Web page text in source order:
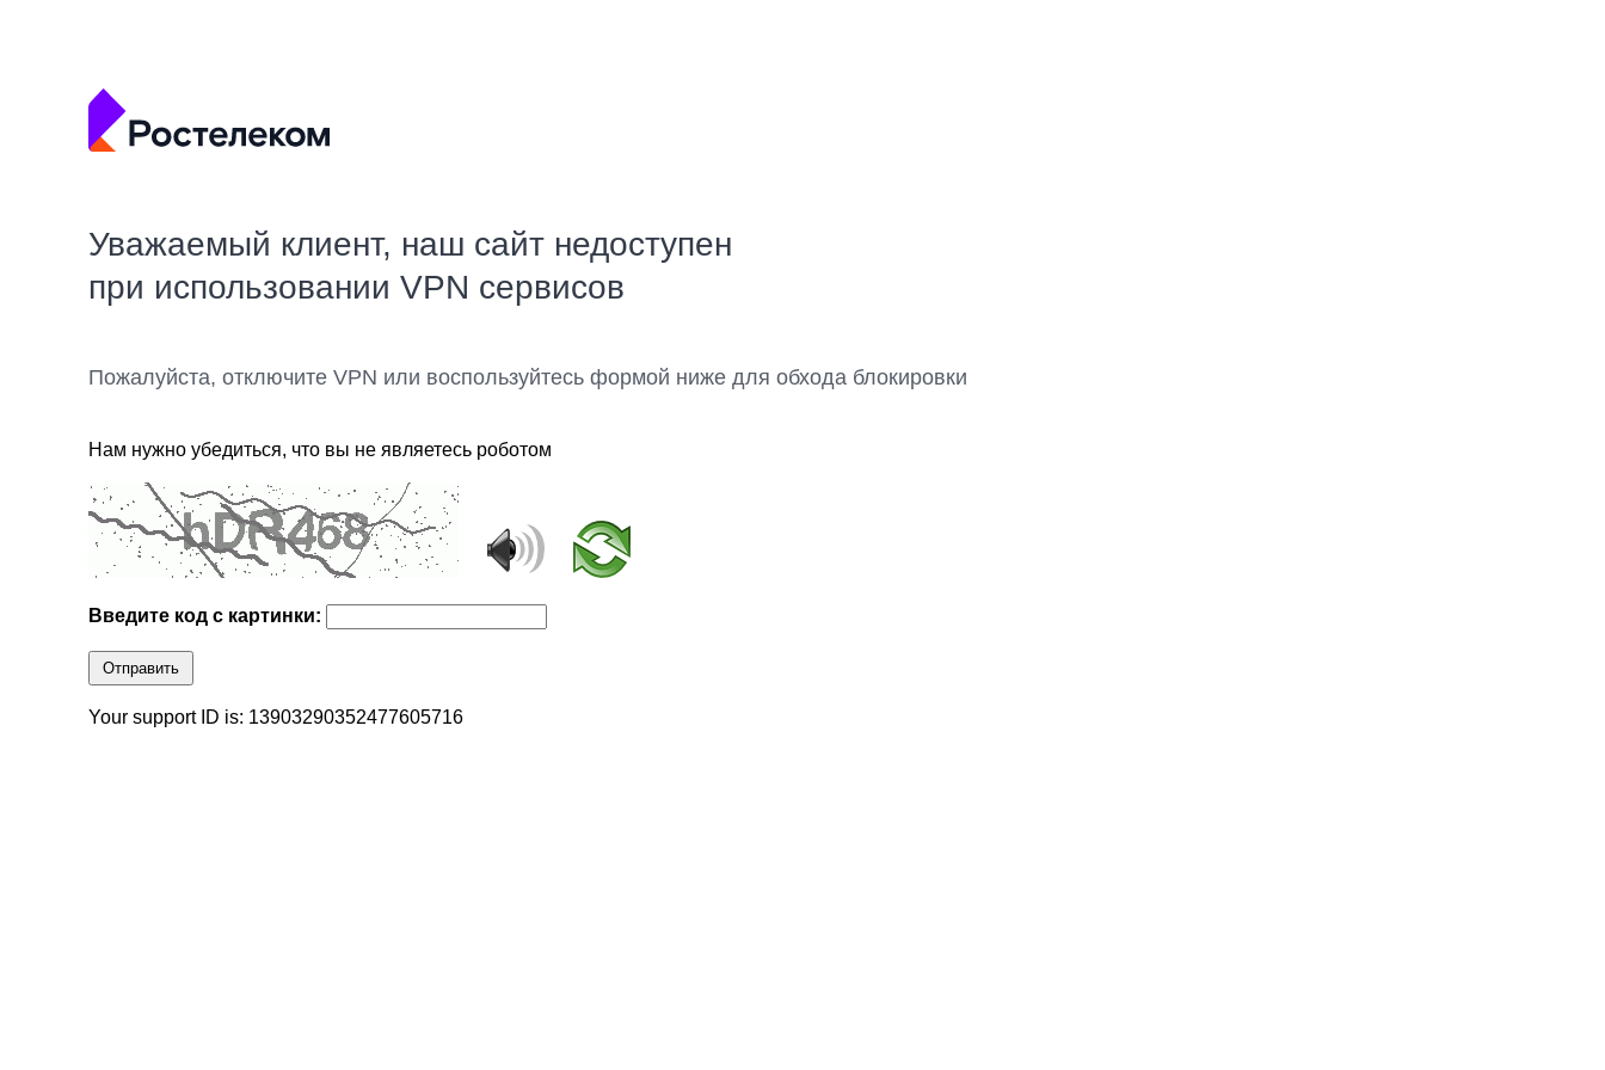
Уважаемый клиент, наш сайт недоступен
при использовании VPN сервисов
Пожалуйста, отключите VPN или воспользуйтесь формой ниже для обхода блокировки
Нам нужно убедиться, что вы не являетесь роботом
Введите код с картинки:
Отправить
Your support ID is: 13903290352477605716